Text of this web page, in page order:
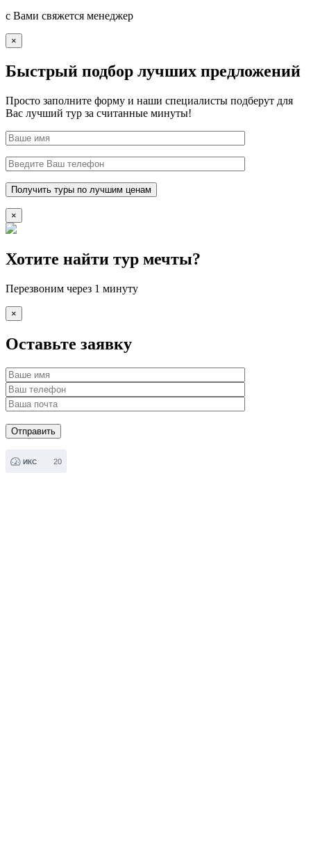
с Вами свяжется менеджер
×
Быстрый подбор лучших предложений
Просто заполните форму и наши специалисты подберут для
Вас лучший тур за считанные минуты!
×
Хотите найти тур мечты?
Перезвоним через 1 минуту
×
Оставьте заявку
ИКС 20